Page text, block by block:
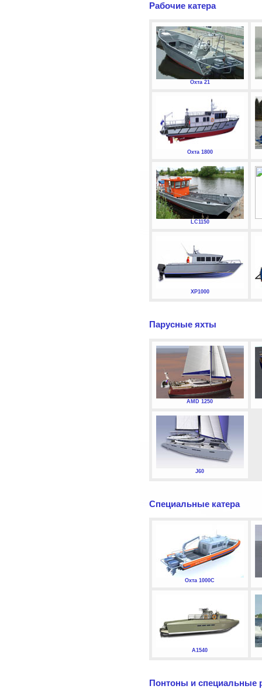
Рабочие катера
Охта 21
Охта 1800
LC1150
XP1000
Парусные яхты
AMD 1250
J60
Специальные катера
Охта 1000С
А1540
Понтоны и специальные